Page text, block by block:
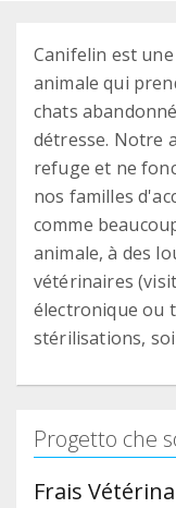
Canifelin est
animale qui
chats
détresse. Notre
refuge et ne
nos familles
comme
animale, à des
vétérinaires
électronique ou
stérilisations,
Progetto che
Frais